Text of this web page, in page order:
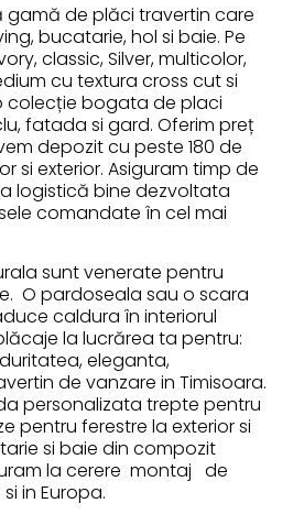
gamă de plăci travertin care
bucatarie, hol si baie. Pe
classic, Silver, multicolor,
cu textura cross cut si
colecție bogata de placi
fatada si gard. Oferim preț
depozit cu peste 180 de
si exterior. Asiguram timp de
logistică bine dezvoltata
comandate în cel mai
sunt venerate pentru
O pardoseala sau o scara
caldura în interiorul
la lucrărea ta pentru:
eleganta,
de vanzare in Timisoara.
personalizata trepte pentru
pentru ferestre la exterior si
si baie din compozit
la cerere montaj de
in Europa.